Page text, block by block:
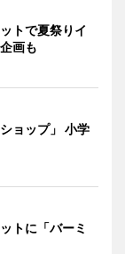
トで夏祭りイ
画も
ョップ」 小学
トに「バーミ